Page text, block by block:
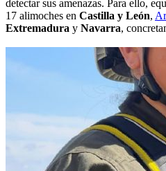
detectar sus amenazas. Para ello,
17 alimoches en Castilla y León,
Extremadura y Navarra,